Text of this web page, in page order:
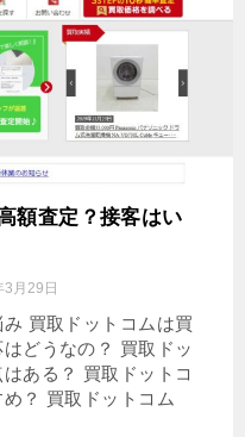
額査定？接客はい
月29日
買取ドットコムは買
どうなの？ 買取ドッ
ある？ 買取ドットコ
？ 買取ドットコム